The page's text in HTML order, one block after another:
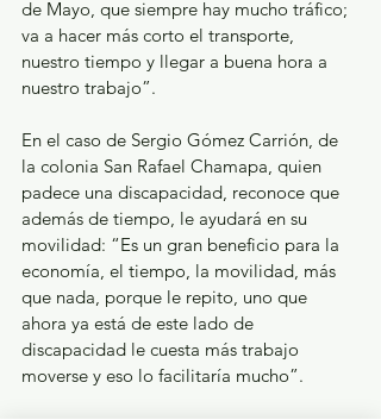
de Mayo, que siempre hay mucho tráfico;
va a hacer más corto el transporte,
nuestro tiempo y llegar a buena hora a
nuestro trabajo”.
En el caso de Sergio Gómez Carrión, de
la colonia San Rafael Chamapa, quien
padece una discapacidad, reconoce que
además de tiempo, le ayudará en su
movilidad: “Es un gran beneficio para la
economía, el tiempo, la movilidad, más
que nada, porque le repito, uno que
ahora ya está de este lado de
discapacidad le cuesta más trabajo
moverse y eso lo facilitaría mucho”.